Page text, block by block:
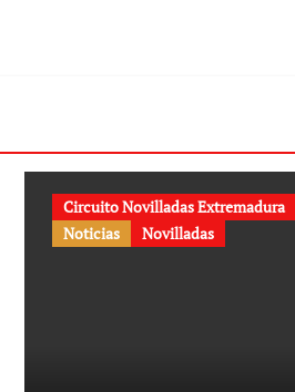
Circuito Novilladas Extremadura
Noticias
Novilladas